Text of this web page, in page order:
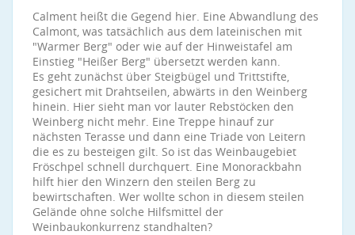
Calment heißt die Gegend hier. Eine Abwandlung des
Calmont, was tatsächlich aus dem lateinischen mit
"Warmer Berg" oder wie auf der Hinweistafel am
Einstieg "Heißer Berg" übersetzt werden kann.
Es geht zunächst über Steigbügel und Trittstifte,
gesichert mit Drahtseilen, abwärts in den Weinberg
hinein. Hier sieht man vor lauter Rebstöcken den
Weinberg nicht mehr. Eine Treppe hinauf zur
nächsten Terasse und dann eine Triade von Leitern
die es zu besteigen gilt. So ist das Weinbaugebiet
Fröschpel schnell durchquert. Eine Monorackbahn
hilft hier den Winzern den steilen Berg zu
bewirtschaften. Wer wollte schon in diesem steilen
Gelände ohne solche Hilfsmittel der
Weinbaukonkurrenz standhalten?